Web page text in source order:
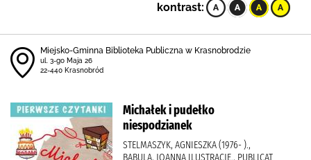
kontrast:
Miejsko-Gminna Biblioteka Publiczna w Krasnobrodzie
ul. 3-go Maja 26
22-440 Krasnobród
Michałek i pudełko
niespodzianek
STELMASZYK, AGNIESZKA (1976- ).,
BABULA, JOANNA ILUSTRACJE., PUBLICAT